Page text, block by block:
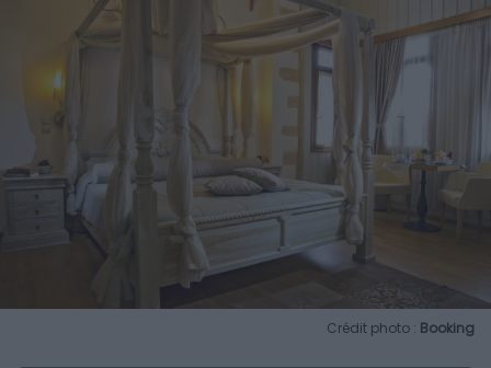
Crédit photo : Booking